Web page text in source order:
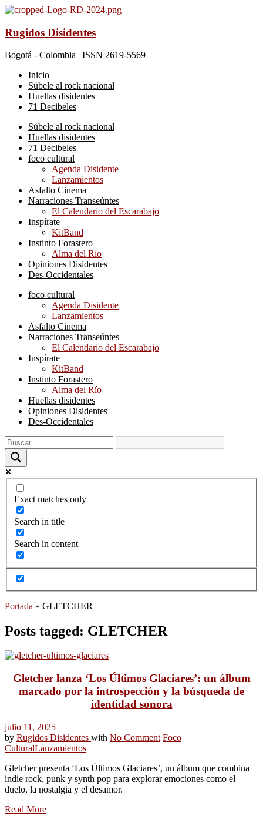
Rugidos Disidentes
Bogotá - Colombia | ISSN 2619-5569
Inicio
Súbele al rock nacional
Huellas disidentes
71 Decibeles
Súbele al rock nacional
Huellas disidentes
71 Decibeles
foco cultural
Agenda Disidente
Lanzamientos
Asfalto Cinema
Narraciones Transeúntes
El Calendario del Escarabajo
Inspírate
KitBand
Instinto Forastero
Alma del Río
Opiniones Disidentes
Des-Occidentales
foco cultural
Agenda Disidente
Lanzamientos
Asfalto Cinema
Narraciones Transeúntes
El Calendario del Escarabajo
Inspírate
KitBand
Instinto Forastero
Alma del Río
Huellas disidentes
Opiniones Disidentes
Des-Occidentales
Exact matches only
Search in title
Search in content
Portada » GLETCHER
Posts tagged: GLETCHER
Gletcher lanza ‘Los Últimos Glaciares’: un álbum
marcado por la introspección y la búsqueda de
identidad sonora
julio 11, 2025
by Rugidos Disidentes with No Comment Foco
CulturalLanzamientos
Gletcher presenta ‘Los Últimos Glaciares’, un álbum que combina
indie rock, punk y synth pop para explorar emociones como el
duelo, la nostalgia y el desamor.
Read More